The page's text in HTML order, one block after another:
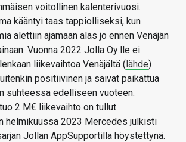
voitollinen kalenterivuosi.
kääntyi taas tappiolliseksi, kun
alettiin ajamaan alas jo ennen Venäjän
Vuonna 2022 Jolla Oy:lle ei
liikevaihtoa Venäjältä (lähde)
positiivinen ja saivat paikattua
suhteessa edelliseen vuoteen.
2 M€ liikevaihto on tullut
helmikuussa 2023 Mercedes julkisti
Jollan AppSupportilla höystettynä.